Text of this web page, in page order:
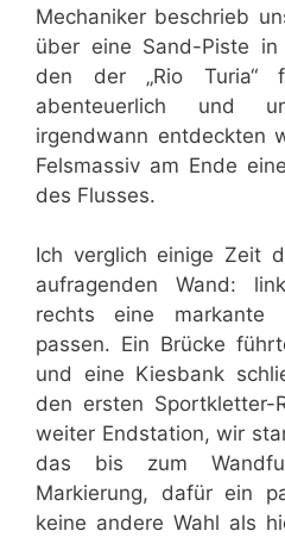
Mechaniker beschrieb
über eine Sand-Piste
den der „Rio Turia“
abenteuerlich und
irgendwann entdeckten
Felsmassiv am Ende
des Flusses.
Ich verglich einige Zeit
aufragenden Wand:
rechts eine markante
passen. Ein Brücke
und eine Kiesbank
den ersten Sportkletter-
weiter Endstation, wir
das bis zum
Markierung, dafür ein
keine andere Wahl als